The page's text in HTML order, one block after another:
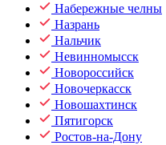
Набережные челны
Назрань
Нальчик
Невинномысск
Новороссийск
Новочеркасск
Новошахтинск
Пятигорск
Ростов-на-Дону